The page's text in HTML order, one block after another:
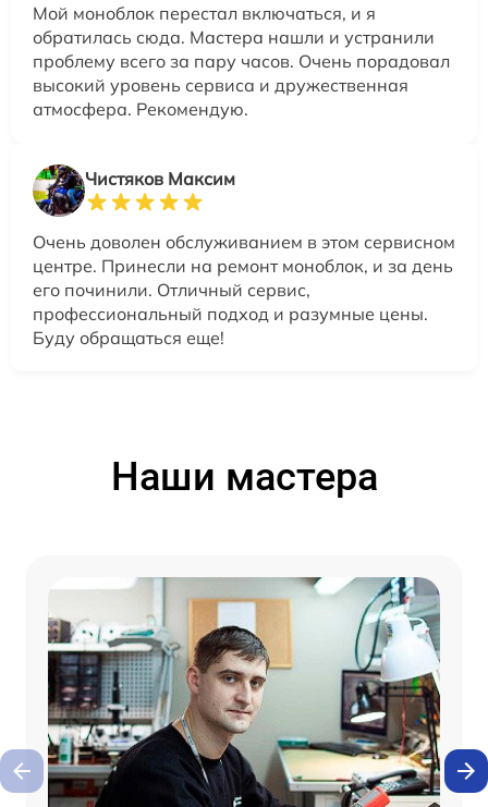
Мой моноблок перестал включаться, и я
обратилась сюда. Мастера нашли и устранили
проблему всего за пару часов. Очень порадовал
высокий уровень сервиса и дружественная
атмосфера. Рекомендую.
Чистяков Максим
Очень доволен обслуживанием в этом сервисном
центре. Принесли на ремонт моноблок, и за день
его починили. Отличный сервис,
профессиональный подход и разумные цены.
Буду обращаться еще!
Наши мастера